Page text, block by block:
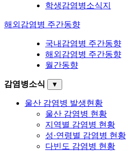
학생감염병소식지
해외감염병 주간동향
국내감염병 주간동향
해외감염병 주간동향
월간동향
감염병소식 ▼
울산 감염병 발생현황
울산 감염병 현황
지역별 감염병 현황
성·연령별 감염병 현황
다빈도 감염병 현황